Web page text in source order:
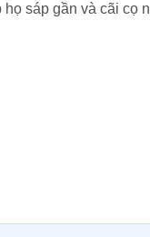
sáp gần và cãi cọ